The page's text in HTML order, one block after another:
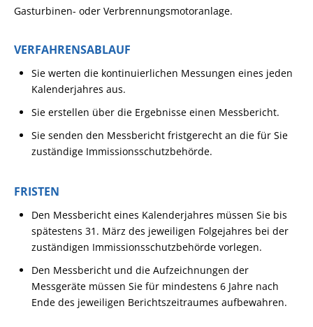
Gasturbinen- oder Verbrennungsmotoranlage.
VERFAHRENSABLAUF
Sie werten die kontinuierlichen Messungen eines jeden
Kalenderjahres aus.
Sie erstellen über die Ergebnisse einen Messbericht.
Sie senden den Messbericht fristgerecht an die für Sie
zuständige Immissionsschutzbehörde.
FRISTEN
Den Messbericht eines Kalenderjahres müssen Sie bis
spätestens 31. März des jeweiligen Folgejahres bei der
zuständigen Immissionsschutzbehörde vorlegen.
Den Messbericht und die Aufzeichnungen der
Messgeräte müssen Sie für mindestens 6 Jahre nach
Ende des jeweiligen Berichtszeitraumes aufbewahren.